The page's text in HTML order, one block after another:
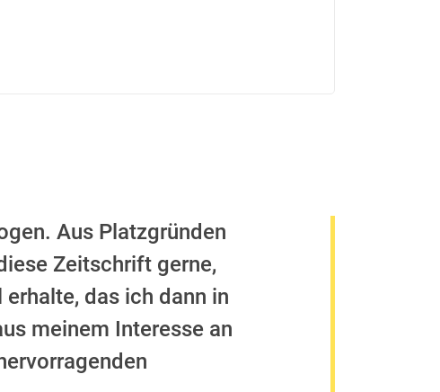
Aus Platzgründen
Zeitschrift gerne,
das ich dann in
meinem Interesse an